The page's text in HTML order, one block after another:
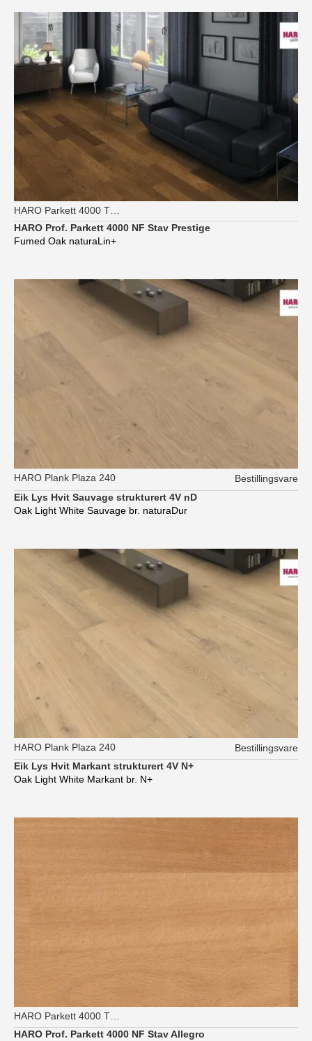
HARO Prof. Parkett 4000 NF Stav Prestige
Fumed Oak naturaLin+
HARO Plank Plaza 240
Bestillingsvare
Eik Lys Hvit Sauvage strukturert 4V nD
Oak Light White Sauvage br. naturaDur
HARO Plank Plaza 240
Bestillingsvare
Eik Lys Hvit Markant strukturert 4V N+
Oak Light White Markant br. N+
HARO Prof. Parkett 4000 NF Stav Allegro